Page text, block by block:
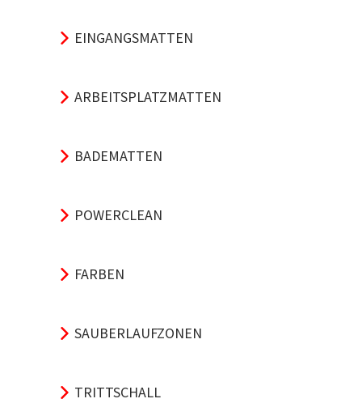
EINGANGSMATTEN
ARBEITSPLATZMATTEN
BADEMATTEN
POWERCLEAN
FARBEN
SAUBERLAUFZONEN
TRITTSCHALL